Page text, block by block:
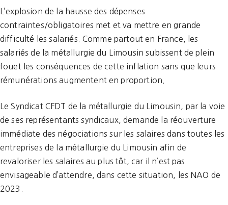
L’explosion de la hausse des dépenses
contraintes/obligatoires met et va mettre en grande
difficulté les salariés. Comme partout en France, les
salariés de la métallurgie du Limousin subissent de plein
fouet les conséquences de cette inflation sans que leurs
rémunérations augmentent en proportion.
Le Syndicat CFDT de la métallurgie du Limousin, par la voie
de ses représentants syndicaux, demande la réouverture
immédiate des négociations sur les salaires dans toutes les
entreprises de la métallurgie du Limousin afin de
revaloriser les salaires au plus tôt, car il n’est pas
envisageable d’attendre, dans cette situation, les NAO de
2023.